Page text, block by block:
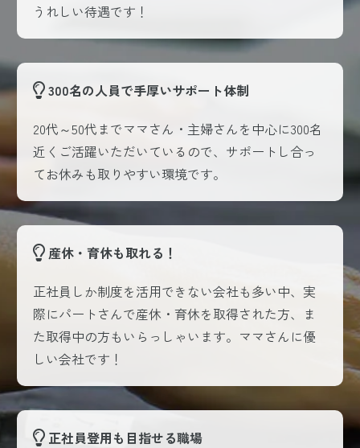
うれしい待遇です！
300名の人員で手厚いサポート体制
20代～50代までママさん・主婦さんを中心に300名
近くご活躍いただいているので、サポートし合っ
てお休みも取りやすい環境です。
産休・育休も取れる！
正社員しか制度を活用できない会社も多い中、実
際にパートさんで産休・育休を取得された方、ま
た取得中の方もいらっしゃいます。ママさんに優
しい会社です！
正社員登用も目指せる職場